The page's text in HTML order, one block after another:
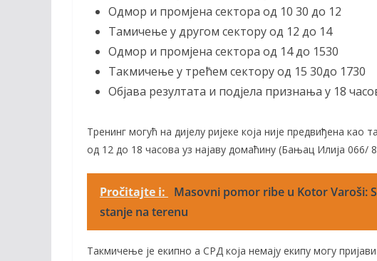
Одмор и промјена сектора од 10 30 до 12
Тамичење у другом сектору од 12 до 14
Oдмор и промјена сектора од 14 до 1530
Такмичење у трећем сектору од 15 30до 1730
Објава резултата и подјела признања у 18
Тренинг могућ на дијелу ријеке која није предвиђена као
од 12 до 18 часова уз најаву домаћину (Бањац Илија 066/
Pročitajte i:
Masovni pomor ribe u Kotor Varoši:
stanje na terenu
Tакмичење је екипно а СРД која немају екипу могу